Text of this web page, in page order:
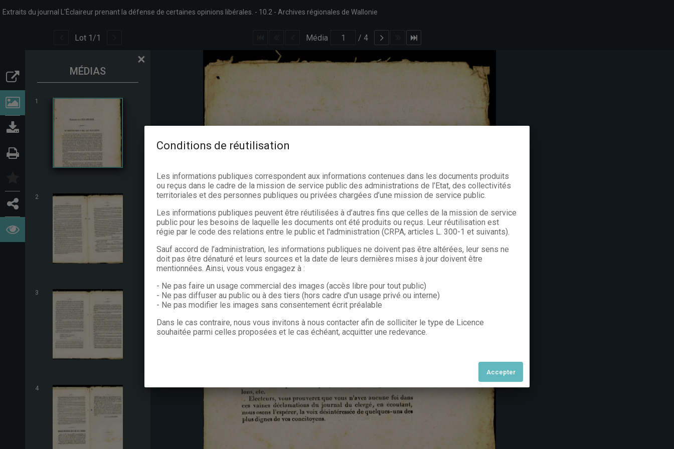
Extraits du journal L'Éclaireur prenant la défense de certaines opinions libérales. 10.2 Archives régionales de Wallonie
Lot 1 /1 Média / 4
MÉDIAS
×
1
2
3
4
Conditions de réutilisation
Les informations publiques correspondent aux informations contenues dans les documents produits
ou reçus dans le cadre de la mission de service public des administrations de l’Etat, des collectivités
territoriales et des personnes publiques ou privées chargées d’une mission de service public.
Les informations publiques peuvent être réutilisées à d’autres fins que celles de la mission de service
public pour les besoins de laquelle les documents ont été produits ou reçus. Leur réutilisation est
régie par le code des relations entre le public et l'administration (CRPA, articles L. 300-1 et suivants).
Sauf accord de l’administration, les informations publiques ne doivent pas être altérées, leur sens ne
doit pas être dénaturé et leurs sources et la date de leurs dernières mises à jour doivent être
mentionnées. Ainsi, vous vous engagez à :
- Ne pas faire un usage commercial des images (accès libre pour tout public)
- Ne pas diffuser au public ou à des tiers (hors cadre d'un usage privé ou interne)
- Ne pas modifier les images sans consentement écrit préalable
Dans le cas contraire, nous vous invitons à nous contacter afin de solliciter le type de Licence
souhaitée parmi celles proposées et le cas échéant, acquitter une redevance.